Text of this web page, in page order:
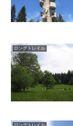
ロングトレイル
ロングトレイル